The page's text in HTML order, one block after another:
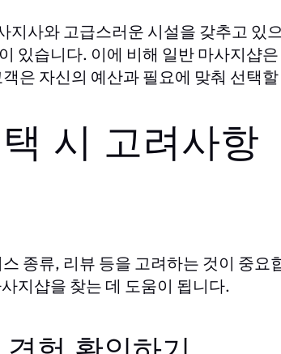
지사와 고급스러운 시설을 갖추고 있
있습니다. 이에 비해 일반 마사지샵
은 자신의 예산과 필요에 맞춰 선택
시 고려사항
종류, 리뷰 등을 고려하는 것이 중요
지샵을 찾는 데 도움이 됩니다.